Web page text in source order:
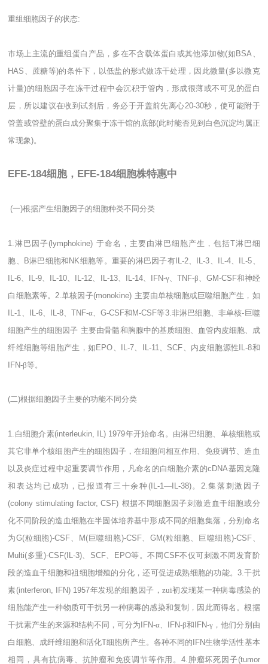
重组细胞因子的状态:
市场上主流的重组蛋白产品，多在不含载体蛋白或其他添加物(如 BSA
HAS 、蔗糖等)的条件下，以低盐的形式做冻干处理，因此微量(多以微克
计量)的细胞因子在冻干过程中会沉积于管内，形成很薄或不可见的蛋白
层，所以建议在收到试剂后，务必于开盖前先离心20-30秒，使可能附于
管盖或管壁的蛋白成分聚集于冻干馆的底部(此时能否见到白色沉淀均属正
常现象)。
EFE-184细胞，EFE-184细胞株特惠中
(一)根据产生细胞因子的细胞种类不同分类
1. 淋巴因子(lymphokine) 于命名，主要由淋巴细胞产生，包括T淋巴细
胞、
B淋巴细胞和 NK细胞等。重要的淋巴因子有IL-2、 IL-3 IL-4、 IL-5
IL-6
IL-9 IL-10 IL-12 IL-13、 IL-14、 IFN-γ、 TNF-β、 GM-CSF和神经
白细胞素等。 2.单核因子(monokine) 主要由单核细胞或巨噬细胞产生，如
IL-1
IL-6、 IL-8、 TNF-α、G-CSF和 M-CSF等3. 非淋巴细胞、非单核- 巨噬
细胞产生的细胞因子 主要由骨髓和胸腺中的基质细胞、血管内皮细胞、成
纤维细胞等细胞产生，如 EPO IL-7 IL-11 SCF 、内皮细胞源性 IL-8和
IFN-β等。
(二)根据细胞因子主要的功能不同分类
1. 白细胞介素(interleukin, IL) 1979年开始命名。由淋巴细胞、单核细胞或
其它非单个核细胞产生的细胞因子，在细胞间相互作用、免疫调节、造血
以及炎症过程中起重要调节作用，凡命名的白细胞介素的cDNA基因克隆
和表达均已成功，已报道有三十余种 (IL-1―IL-38)。 2.集落刺激因子
(colony stimulating factor, CSF) 根据不同细胞因子刺激造血干细胞或分
化不同阶段的造血细胞在半固体培养基中形成不同的细胞集落，分别命名
为G(粒细胞)-CSF、 M(巨噬细胞)-CSF、GM(粒细胞、巨噬细胞)-CSF、
Multi(多重)-CSF(IL-3)、 SCF、 EPO等。不同 CSF不仅可刺激不同发育阶
段的造血干细胞和祖细胞增殖的分化，还可促进成熟细胞的功能。3.干扰
素(interferon, IFN) 1957年发现的细胞因子，zui初发现某一种病毒感染的
细胞能产生一种物质可干扰另一种病毒的感染和复制，因此而得名。根据
干扰素产生的来源和结构不同，可分为 IFN-α、 IFN-β和 IFN-γ，他们分别由
白细胞、成纤维细胞和活化T细胞所产生。各种不同的 IFN生物学活性基本
相同，具有抗病毒、抗肿瘤和免疫调节等作用。4. 肿瘤坏死因子(tumor